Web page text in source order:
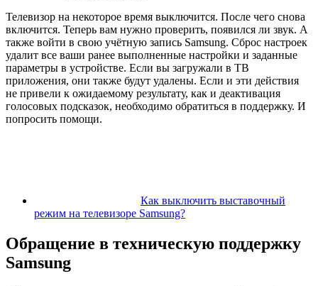
Телевизор на некоторое время выключится. После чего снова
включится. Теперь вам нужно проверить, появился ли звук. А
также войти в свою учётную запись Samsung. Сброс настроек
удалит все ваши ранее выполненные настройки и заданные
параметры в устройстве. Если вы загружали в ТВ
приложения, они также будут удалены. Если и эти действия
не привели к ожидаемому результату, как и деактивация
голосовых подсказок, необходимо обратиться в поддержку. И
попросить помощи.
Как выключить выставочный
режим на телевизоре Samsung?
Обращение в техническую поддержку
Samsung